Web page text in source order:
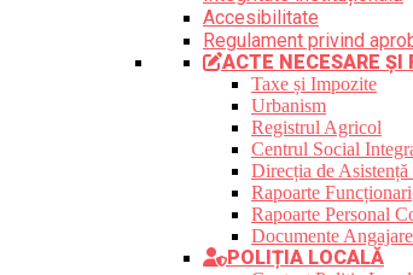
Accesibilitate
Regulament privind
ACTE NECESARE ȘI
Taxe și Impozite
Urbanism
Registrul Agricol
Centrul Social
Direcția de Asistență
Rapoarte Funcționari
Rapoarte Personal
Documente Angajare
POLIȚIA LOCALĂ